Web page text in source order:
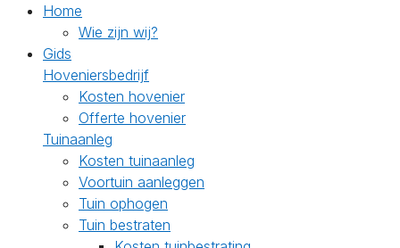
Home
Wie zijn wij?
Gids
Hoveniersbedrijf
Kosten hovenier
Offerte hovenier
Tuinaanleg
Kosten tuinaanleg
Voortuin aanleggen
Tuin ophogen
Tuin bestraten